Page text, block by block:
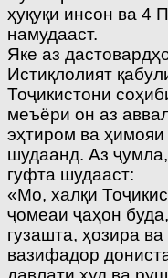
ҳуқуқи инсон ва 4
намудааст.
Яке аз
Истиқлолият
Тоҷикистони
меъёри он аз
эҳтиром ва ҳимояи
шудаанд. Аз
гуфта шудааст:
«Мо, халқи
ҷомеаи ҷаҳон
гузашта, ҳозира
вазифадор